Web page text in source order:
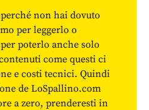
non hai dovuto
per leggerlo o
poterlo anche solo
come questi ci
e costi tecnici. Quindi
de LoSpallino.com
a zero, prenderesti in